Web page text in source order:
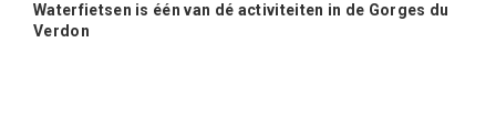
Waterfietsen is één van dé activiteiten in de Gorges du
Verdon